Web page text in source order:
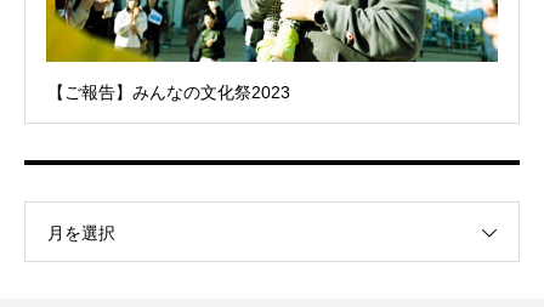
【ご報告】みんなの文化祭2023
月を選択